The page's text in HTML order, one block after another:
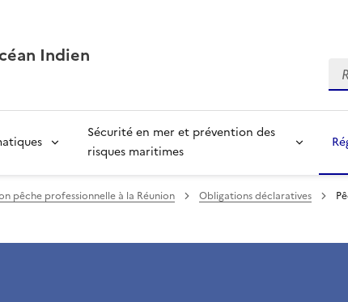
Indien
Sécurité en mer et prévention des
risques maritimes
pêche professionnelle à la Réunion Obligations déclaratives